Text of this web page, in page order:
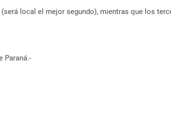
local el mejor segundo), mientras que los
Paraná.-